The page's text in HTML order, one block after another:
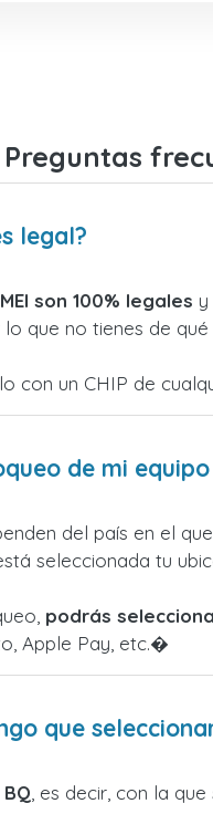
Preguntas
legal?
son 100% legales
que no tienes de
con un CHIP de
de mi equipo
del país en el
seleccionada tu
podrás
Apple Pay, etc.�
que
, es decir, con la